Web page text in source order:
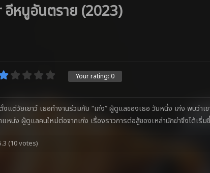
หนูอันตราย (2023)
Your rating: 0
งแต่วัยเยาว์ เธอทำงานร่วมกับ “เก่ง” ผู้ดูแลของเธอ วันหนึ่ง เก่ง พบว่
หน่ง ผู้ดูแลคนใหม่ต่อจากเก่ง เรื่องราวการต่อสู้ของเหล่านักฆ่าจึงได้เริ่ม
(10 votes)